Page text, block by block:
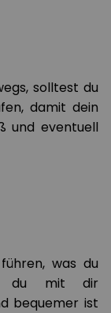
solltest du
damit dein
und eventuell
was du
du mit dir
bequemer ist